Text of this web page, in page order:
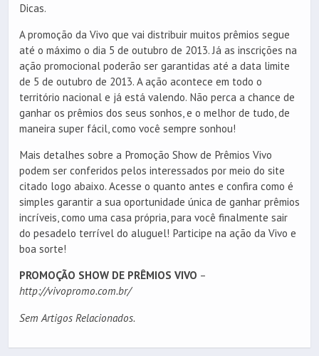
Dicas.
A promoção da Vivo que vai distribuir muitos prêmios segue
até o máximo o dia 5 de outubro de 2013. Já as inscrições na
ação promocional poderão ser garantidas até a data limite
de 5 de outubro de 2013. A ação acontece em todo o
território nacional e já está valendo. Não perca a chance de
ganhar os prêmios dos seus sonhos, e o melhor de tudo, de
maneira super fácil, como você sempre sonhou!
Mais detalhes sobre a Promoção Show de Prêmios Vivo
podem ser conferidos pelos interessados por meio do site
citado logo abaixo. Acesse o quanto antes e confira como é
simples garantir a sua oportunidade única de ganhar prêmios
incríveis, como uma casa própria, para você finalmente sair
do pesadelo terrível do aluguel! Participe na ação da Vivo e
boa sorte!
PROMOÇÃO SHOW DE PRÊMIOS VIVO –
http://vivopromo.com.br/
Sem Artigos Relacionados.